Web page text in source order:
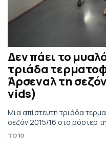
Δεν πάει το
τριάδα
Άρσεναλ τη
vids)
Μια απίστευτη τριάδα
σεζόν 2015/16 στο ρόστερ
TO10